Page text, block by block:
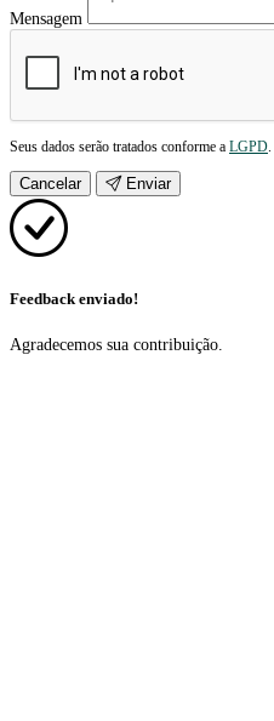
Mensagem
Seus dados serão tratados conforme a LGPD.
Cancelar Enviar
Feedback enviado!
Agradecemos sua contribuição.